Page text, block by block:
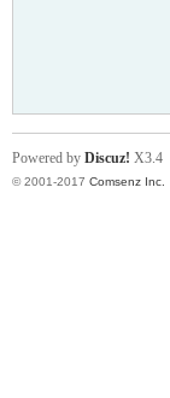
Powered by Discuz! X3.4
© 2001-2017 Comsenz Inc.